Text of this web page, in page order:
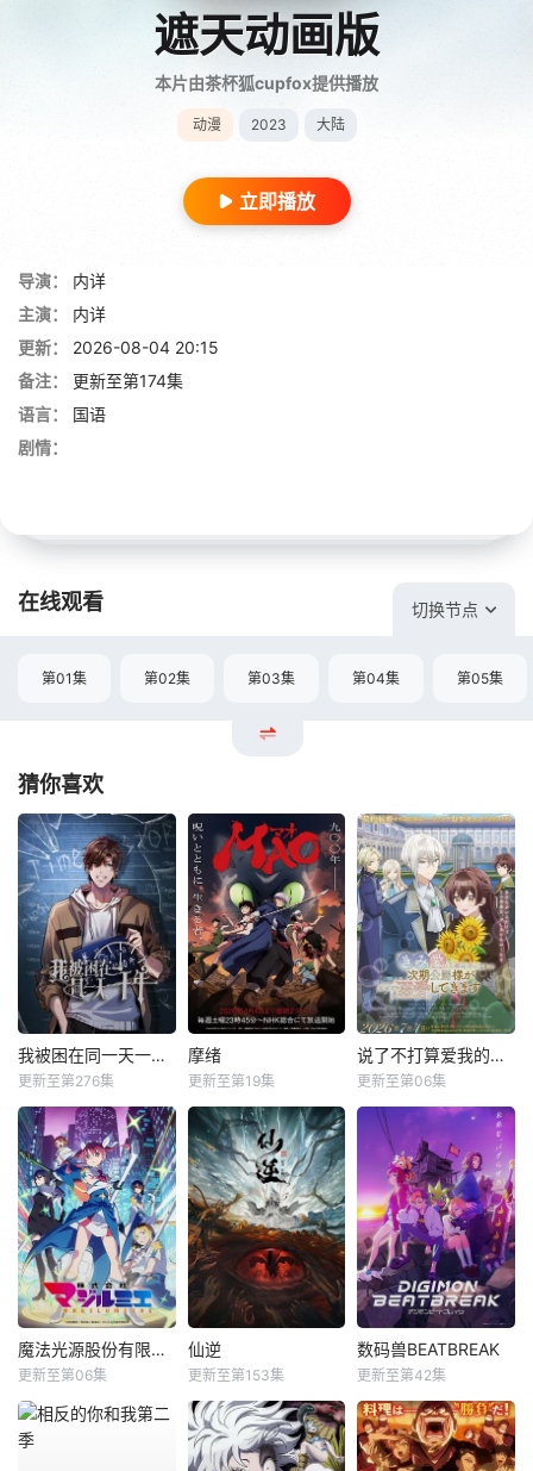
遮天动画版
本片由茶杯狐cupfox提供播放
动漫 2023 大陆
立即播放
导演：
内详
主演：
内详
更新：
2026-08-04 20:15
备注：
更新至第174集
语言：
国语
剧情：
在线观看 切换节点
第01集 第02集 第03集 第04集 第05集
猜你喜欢
我被困在同一天一千年动态漫
更新至第276集
摩绪
更新至第19集
说了不打算爱我的公爵继承人，不知为何对我宠爱有加
更新至第06集
魔法光源股份有限公司第二季
更新至第06集
仙逆
更新至第153集
数码兽BEATBREAK
更新至第42集